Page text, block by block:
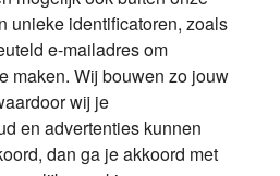
Contact
vermogenden.
unieke identificatoren, zoals
e-mailadres om
maken. Wij bouwen zo jouw
wij je
en advertenties kunnen
dan ga je akkoord met